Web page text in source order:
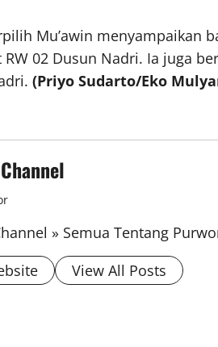
Mu’awin menyampaikan
02 Dusun Nadri. Ia juga
(Priyo Sudarto/Eko
» Semua Tentang
View All Posts